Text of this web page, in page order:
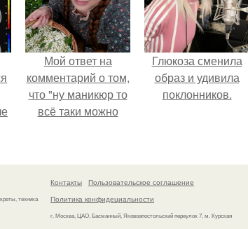
Мой ответ на
комментарий о том,
что "ну маникюр то
всё таки можно
Глюкоза сменила
образ и удивила
поклонников.
техника
Контакты
Пользовательское соглашение
Политика конфидециальности
г. Москва, ЦАО, Басманный, Яковоапостольский переулок 7, м. Курская